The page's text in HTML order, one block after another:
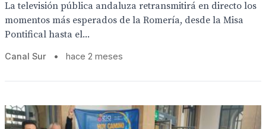
La televisión pública andaluza retransmitirá en directo los
momentos más esperados de la Romería, desde la Misa
Pontifical hasta el...
Canal Sur • hace 2 meses